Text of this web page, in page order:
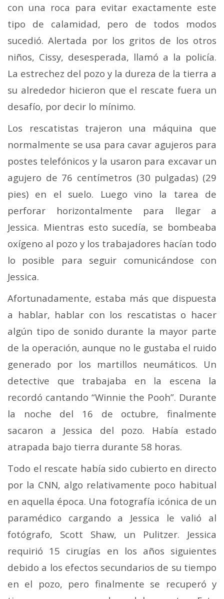
con una roca para evitar exactamente este
tipo de calamidad, pero de todos modos
sucedió. Alertada por los gritos de los otros
niños, Cissy, desesperada, llamó a la policía.
La estrechez del pozo y la dureza de la tierra a
su alrededor hicieron que el rescate fuera un
desafío, por decir lo mínimo.
Los rescatistas trajeron una máquina que
normalmente se usa para cavar agujeros para
postes telefónicos y la usaron para excavar un
agujero de 76 centímetros (30 pulgadas) (29
pies) en el suelo. Luego vino la tarea de
perforar horizontalmente para llegar a
Jessica. Mientras esto sucedía, se bombeaba
oxígeno al pozo y los trabajadores hacían todo
lo posible para seguir comunicándose con
Jessica.
Afortunadamente, estaba más que dispuesta
a hablar, hablar con los rescatistas o hacer
algún tipo de sonido durante la mayor parte
de la operación, aunque no le gustaba el ruido
generado por los martillos neumáticos. Un
detective que trabajaba en la escena la
recordó cantando “Winnie the Pooh”. Durante
la noche del 16 de octubre, finalmente
sacaron a Jessica del pozo. Había estado
atrapada bajo tierra durante 58 horas.
Todo el rescate había sido cubierto en directo
por la CNN, algo relativamente poco habitual
en aquella época. Una fotografía icónica de un
paramédico cargando a Jessica le valió al
fotógrafo, Scott Shaw, un Pulitzer. Jessica
requirió 15 cirugías en los años siguientes
debido a los efectos secundarios de su tiempo
en el pozo, pero finalmente se recuperó y